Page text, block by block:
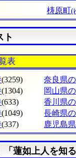
梼原町(
ト
表
(3259) 奈良県
(1304) 岡山県
(633) 香川県
(1049) 長崎県
(337) 鹿児島
蓮如上人を知る